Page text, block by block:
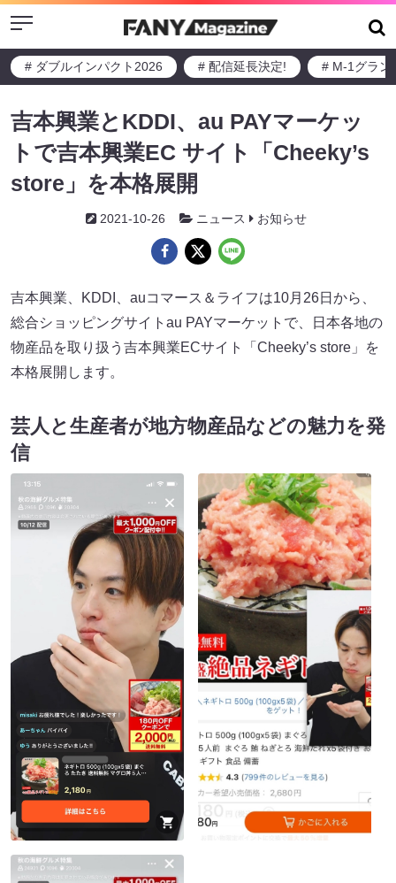
Menu
# ダブルインパクト2026 # 配信延長決定! # M-1グラン
吉本興業とKDDI、au PAYマーケッ
トで吉本興業EC サイト「Cheeky’s
store」を本格展開
2021-10-26 ニュース お知らせ
吉本興業、KDDI、auコマース＆ライフは10月26日から、
総合ショッピングサイトau PAYマーケットで、日本各地の
物産品を取り扱う吉本興業ECサイト「Cheeky’s store」を
本格展開します。
芸人と生産者が地方物産品などの魅力を発
信